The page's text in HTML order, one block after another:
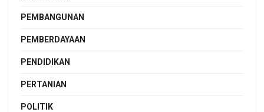
PEMBANGUNAN
PEMBERDAYAAN
PENDIDIKAN
PERTANIAN
POLITIK